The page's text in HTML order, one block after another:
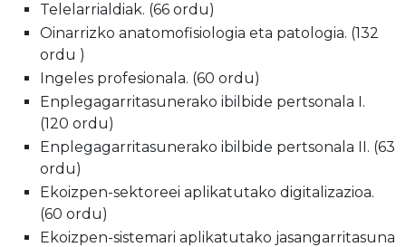
Telelarrialdiak. (66 ordu)
Oinarrizko anatomofisiologia eta patologia. (132
ordu )
Ingeles profesionala. (60 ordu)
Enplegagarritasunerako ibilbide pertsonala I.
(120 ordu)
Enplegagarritasunerako ibilbide pertsonala II. (63
ordu)
Ekoizpen-sektoreei aplikatutako digitalizazioa.
(60 ordu)
Ekoizpen-sistemari aplikatutako jasangarritasuna